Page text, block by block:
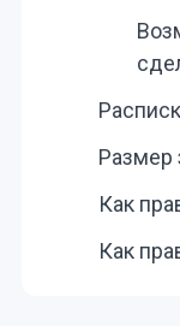
Размер
Как
Как